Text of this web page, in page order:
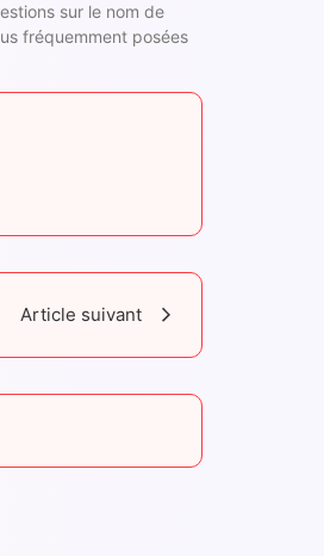
sur le nom de
fréquemment posées
Article suivant